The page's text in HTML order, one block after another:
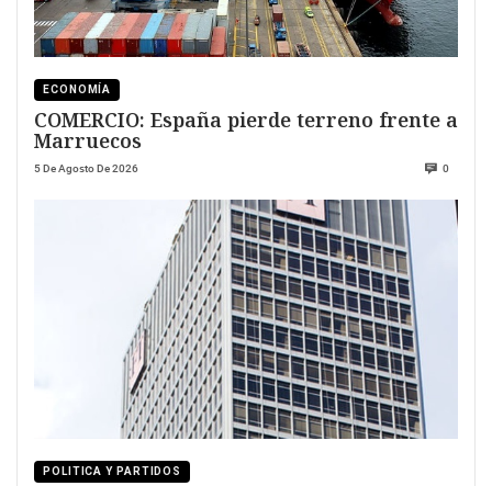
ECONOMÍA
COMERCIO: España pierde terreno frente a
Marruecos
5 De Agosto De 2026 0
POLITICA Y PARTIDOS